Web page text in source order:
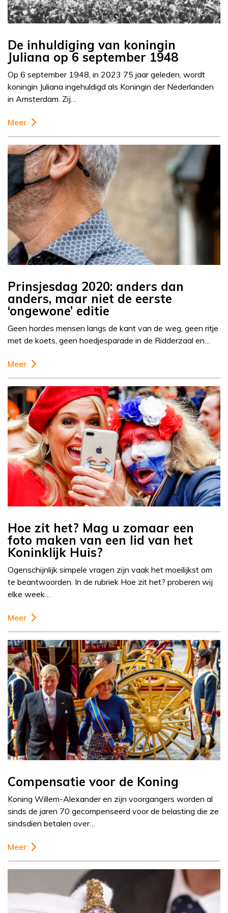
De inhuldiging van koningin
Juliana op 6 september 1948
Op 6 september 1948, in 2023 75 jaar geleden, wordt
koningin Juliana ingehuldigd als Koningin der Nederlanden
in Amsterdam. Zij…
Meer
Prinsjesdag 2020: anders dan
anders, maar niet de eerste
‘ongewone’ editie
Geen hordes mensen langs de kant van de weg, geen ritje
met de koets, geen hoedjesparade in de Ridderzaal en…
Meer
Hoe zit het? Mag u zomaar een
foto maken van een lid van het
Koninklijk Huis?
Ogenschijnlijk simpele vragen zijn vaak het moeilijkst om
te beantwoorden. In de rubriek Hoe zit het? proberen wij
elke week…
Meer
Compensatie voor de Koning
Koning Willem-Alexander en zijn voorgangers worden al
sinds de jaren 70 gecompenseerd voor de belasting die ze
sindsdien betalen over…
Meer